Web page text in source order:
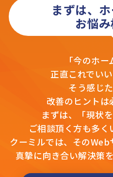
まずは、
お悩
「今のホー
正直これでい
そう感じた
改善のヒントは
まずは、「現状
ご相談頂く方も多く
クーミルでは、そのWeb
真摯に向き合い解決策